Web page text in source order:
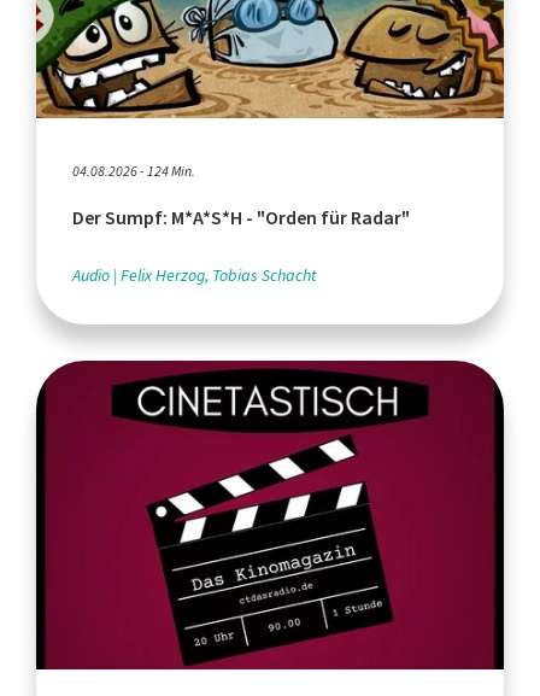
04.08.2026 - 124 Min.
Der Sumpf: M*A*S*H - "Orden für Radar"
Audio Felix Herzog, Tobias Schacht